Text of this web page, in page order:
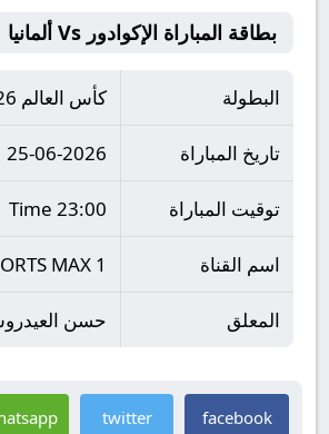
بطاقة المباراة الإكوادور Vs ألمانيا
البطولة كأس العالم 2026™
تاريخ المباراة 25-06-2026
توقيت المباراة 23:00 Time
اسم القناة MAX 1
المعلق حسن
facebook
twitter